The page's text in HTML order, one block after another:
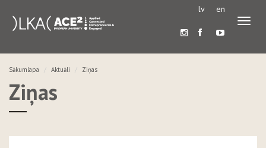
lv en
Sākumlapa Aktuāli Ziņas
Ziņas